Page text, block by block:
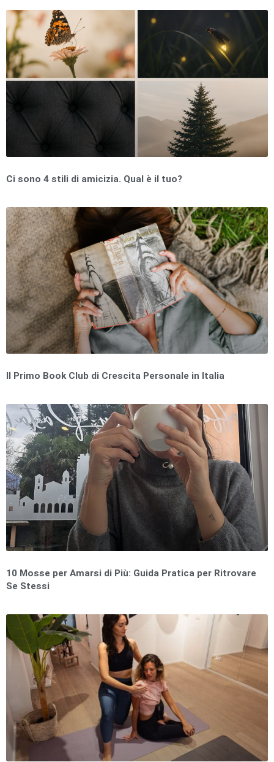
n
a
t
v
e
Ci sono 4 stili di amicizia. Qual è il tuo?
Il Primo Book Club di Crescita Personale in Italia
10 Mosse per Amarsi di Più: Guida Pratica per Ritrovare
Se Stessi